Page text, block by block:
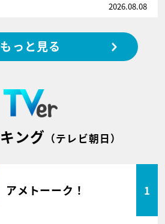
2026.08.08
もっと見る
ング （テレビ朝日）
アメトーーク！ 1